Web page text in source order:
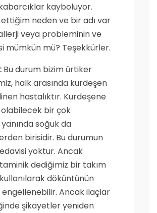
kayboluyor.
neden ve bir adı var
veya probleminin ve
mümkün mü? Teşekkürler.
Bu durum bizim ürtiker
halk arasında kurdeşen
hastalıktır. Kurdeşene
bir çok
soğuk da
birisidir. Bu durumun
yoktur. Ancak
dediğimiz bir takım
döküntünün
engellenebilir. Ancak ilaçlar
şikayetler yeniden